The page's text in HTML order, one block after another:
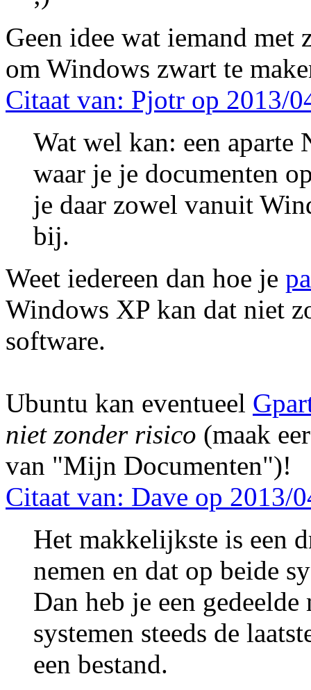
Geen idee wat iemand
om Windows zwart te
Citaat van: Pjotr op 2013/
Wat wel kan: een aparte
waar je je documenten
je daar zowel vanuit
bij.
Weet iedereen dan hoe je
Windows XP kan dat niet
software.
Ubuntu kan eventueel
niet zonder risico (maak
van "Mijn Documenten")!
Citaat van: Dave op 2013/
Het makkelijkste is een
nemen en dat op beide
Dan heb je een
systemen steeds de
een bestand.